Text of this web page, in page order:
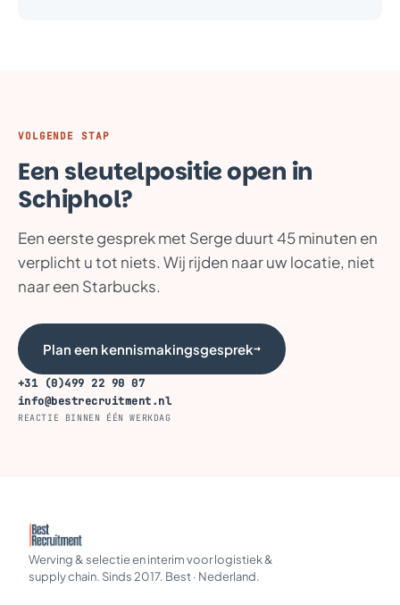
VOLGENDE STAP
Een sleutelpositie open in
Schiphol?
Een eerste gesprek met Serge duurt 45 minuten en
verplicht u tot niets. Wij rijden naar uw locatie, niet
naar een Starbucks.
Plan een kennismakingsgesprek→
+31 (0)499 22 90 07
info@bestrecruitment.nl
REACTIE BINNEN ÉÉN WERKDAG
Werving & selectie en interim voor logistiek &
supply chain. Sinds 2017. Best · Nederland.